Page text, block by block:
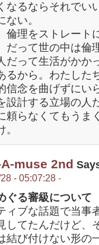
なるならそれでい
ない。
理をストレート
だって世の中は倫
だって生活がかか
るから。わたした
信念を曲げずにい
設計する立場の人
頼らなくてもう
muse 2nd
- 05:07:28 -
ぐる審級につい
ィブな話題で当事
してたんだけど、
結び付けない形の